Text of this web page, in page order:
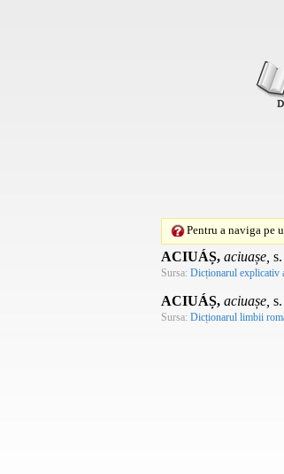
Pentru a naviga pe
ACIUÁȘ, aciuașe,
Sursa: Dicționarul explicativ
ACIUÁȘ, aciuașe,
Sursa: Dicționarul limbii